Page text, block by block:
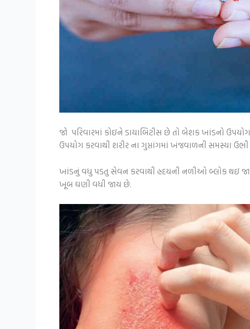
જો પરિવારમાં કોઇને ડાયાબિટીસ છે તો બેશક ખાંડનો
ઉપયોગ કરવાથી શરીર ના ગુપ્તાંગમાં ખંજવાળની સમસ્યા
ખાંડનું વધુ પડતુ સેવન કરવાથી હ્રદયની નળીઓ બ્લોક થઇ
ખૂબ ઘણી વધી જાય છે.